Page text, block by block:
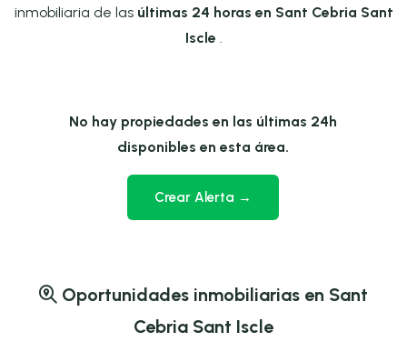
inmobiliaria de las últimas 24 horas en Sant Cebria Sant
Iscle
No hay propiedades en las últimas 24h
disponibles en esta área.
Crear Alerta →
Oportunidades inmobiliarias en Sant
Cebria Sant Iscle